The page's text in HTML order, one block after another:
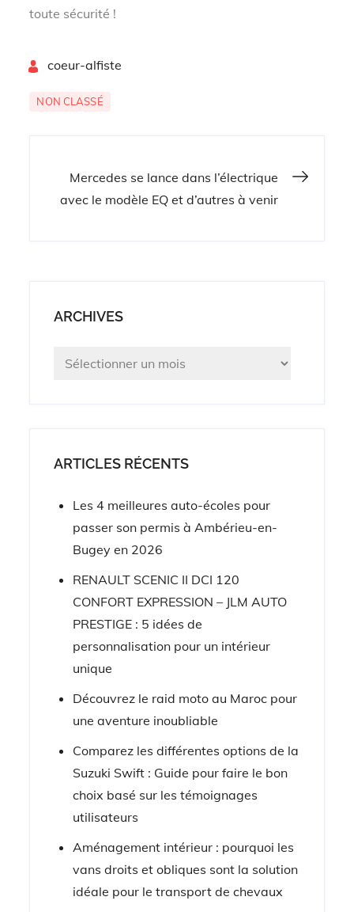
toute sécurité !
coeur-alfiste
NON CLASSÉ
Navigation
Mercedes se lance dans l’électrique
avec le modèle EQ et d’autres à venir
ARCHIVES
Archives
ARTICLES RÉCENTS
Les 4 meilleures auto-écoles pour
passer son permis à Ambérieu-en-
Bugey en 2026
RENAULT SCENIC II DCI 120
CONFORT EXPRESSION – JLM AUTO
PRESTIGE : 5 idées de
personnalisation pour un intérieur
unique
Découvrez le raid moto au Maroc pour
une aventure inoubliable
Comparez les différentes options de la
Suzuki Swift : Guide pour faire le bon
choix basé sur les témoignages
utilisateurs
Aménagement intérieur : pourquoi les
vans droits et obliques sont la solution
idéale pour le transport de chevaux